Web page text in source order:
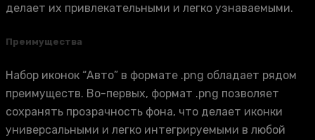
делает их привлекательными и легко узнаваемыми.
Преимущества
Набор иконок “Авто” в формате .png обладает рядом
преимуществ. Во-первых, формат .png позволяет
сохранять прозрачность фона, что делает иконки
универсальными и легко интегрируемыми в любой